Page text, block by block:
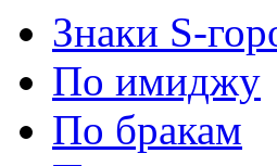
Знаки S-
По имиджу
По бракам